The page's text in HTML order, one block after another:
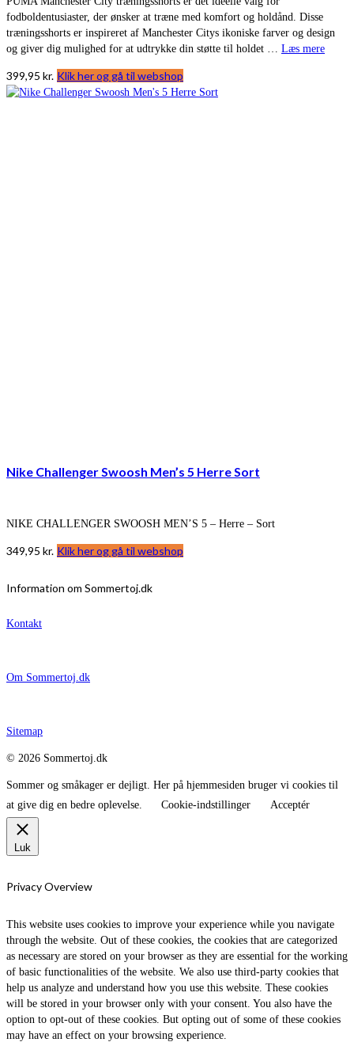
fodboldentusiaster, der ønsker at træne med komfort og holdånd. Disse
træningsshorts er inspireret af Manchester Citys ikoniske farver og design
og giver dig mulighed for at udtrykke din støtte til holdet … Læs mere
399,95 kr. Klik her og gå til webshop
Nike Challenger Swoosh Men’s 5 Herre Sort
NIKE CHALLENGER SWOOSH MEN’S 5 – Herre – Sort
349,95 kr. Klik her og gå til webshop
Information om Sommertoj.dk
Kontakt
Om Sommertoj.dk
Sitemap
© 2026 Sommertoj.dk
Sommer og småkager er dejligt. Her på hjemmesiden bruger vi cookies til
at give dig en bedre oplevelse.
Cookie-indstillinger Acceptér
Luk
Privacy Overview
This website uses cookies to improve your experience while you navigate
through the website. Out of these cookies, the cookies that are categorized
as necessary are stored on your browser as they are essential for the working
of basic functionalities of the website. We also use third-party cookies that
help us analyze and understand how you use this website. These cookies
will be stored in your browser only with your consent. You also have the
option to opt-out of these cookies. But opting out of some of these cookies
may have an effect on your browsing experience.